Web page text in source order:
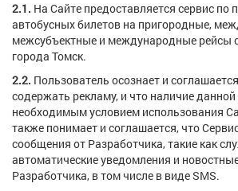
2.1. На Сайте предоставляется сервис
автобусных билетов на пригородные,
межсубъектные и международные рейсы
города Томск.
2.2. Пользователь осознает и
содержать рекламу, и что наличие
необходимым условием использования
также понимает и соглашается, что
сообщения от Разработчика, такие как
автоматические уведомления и
Разработчика, в том числе в виде SMS.